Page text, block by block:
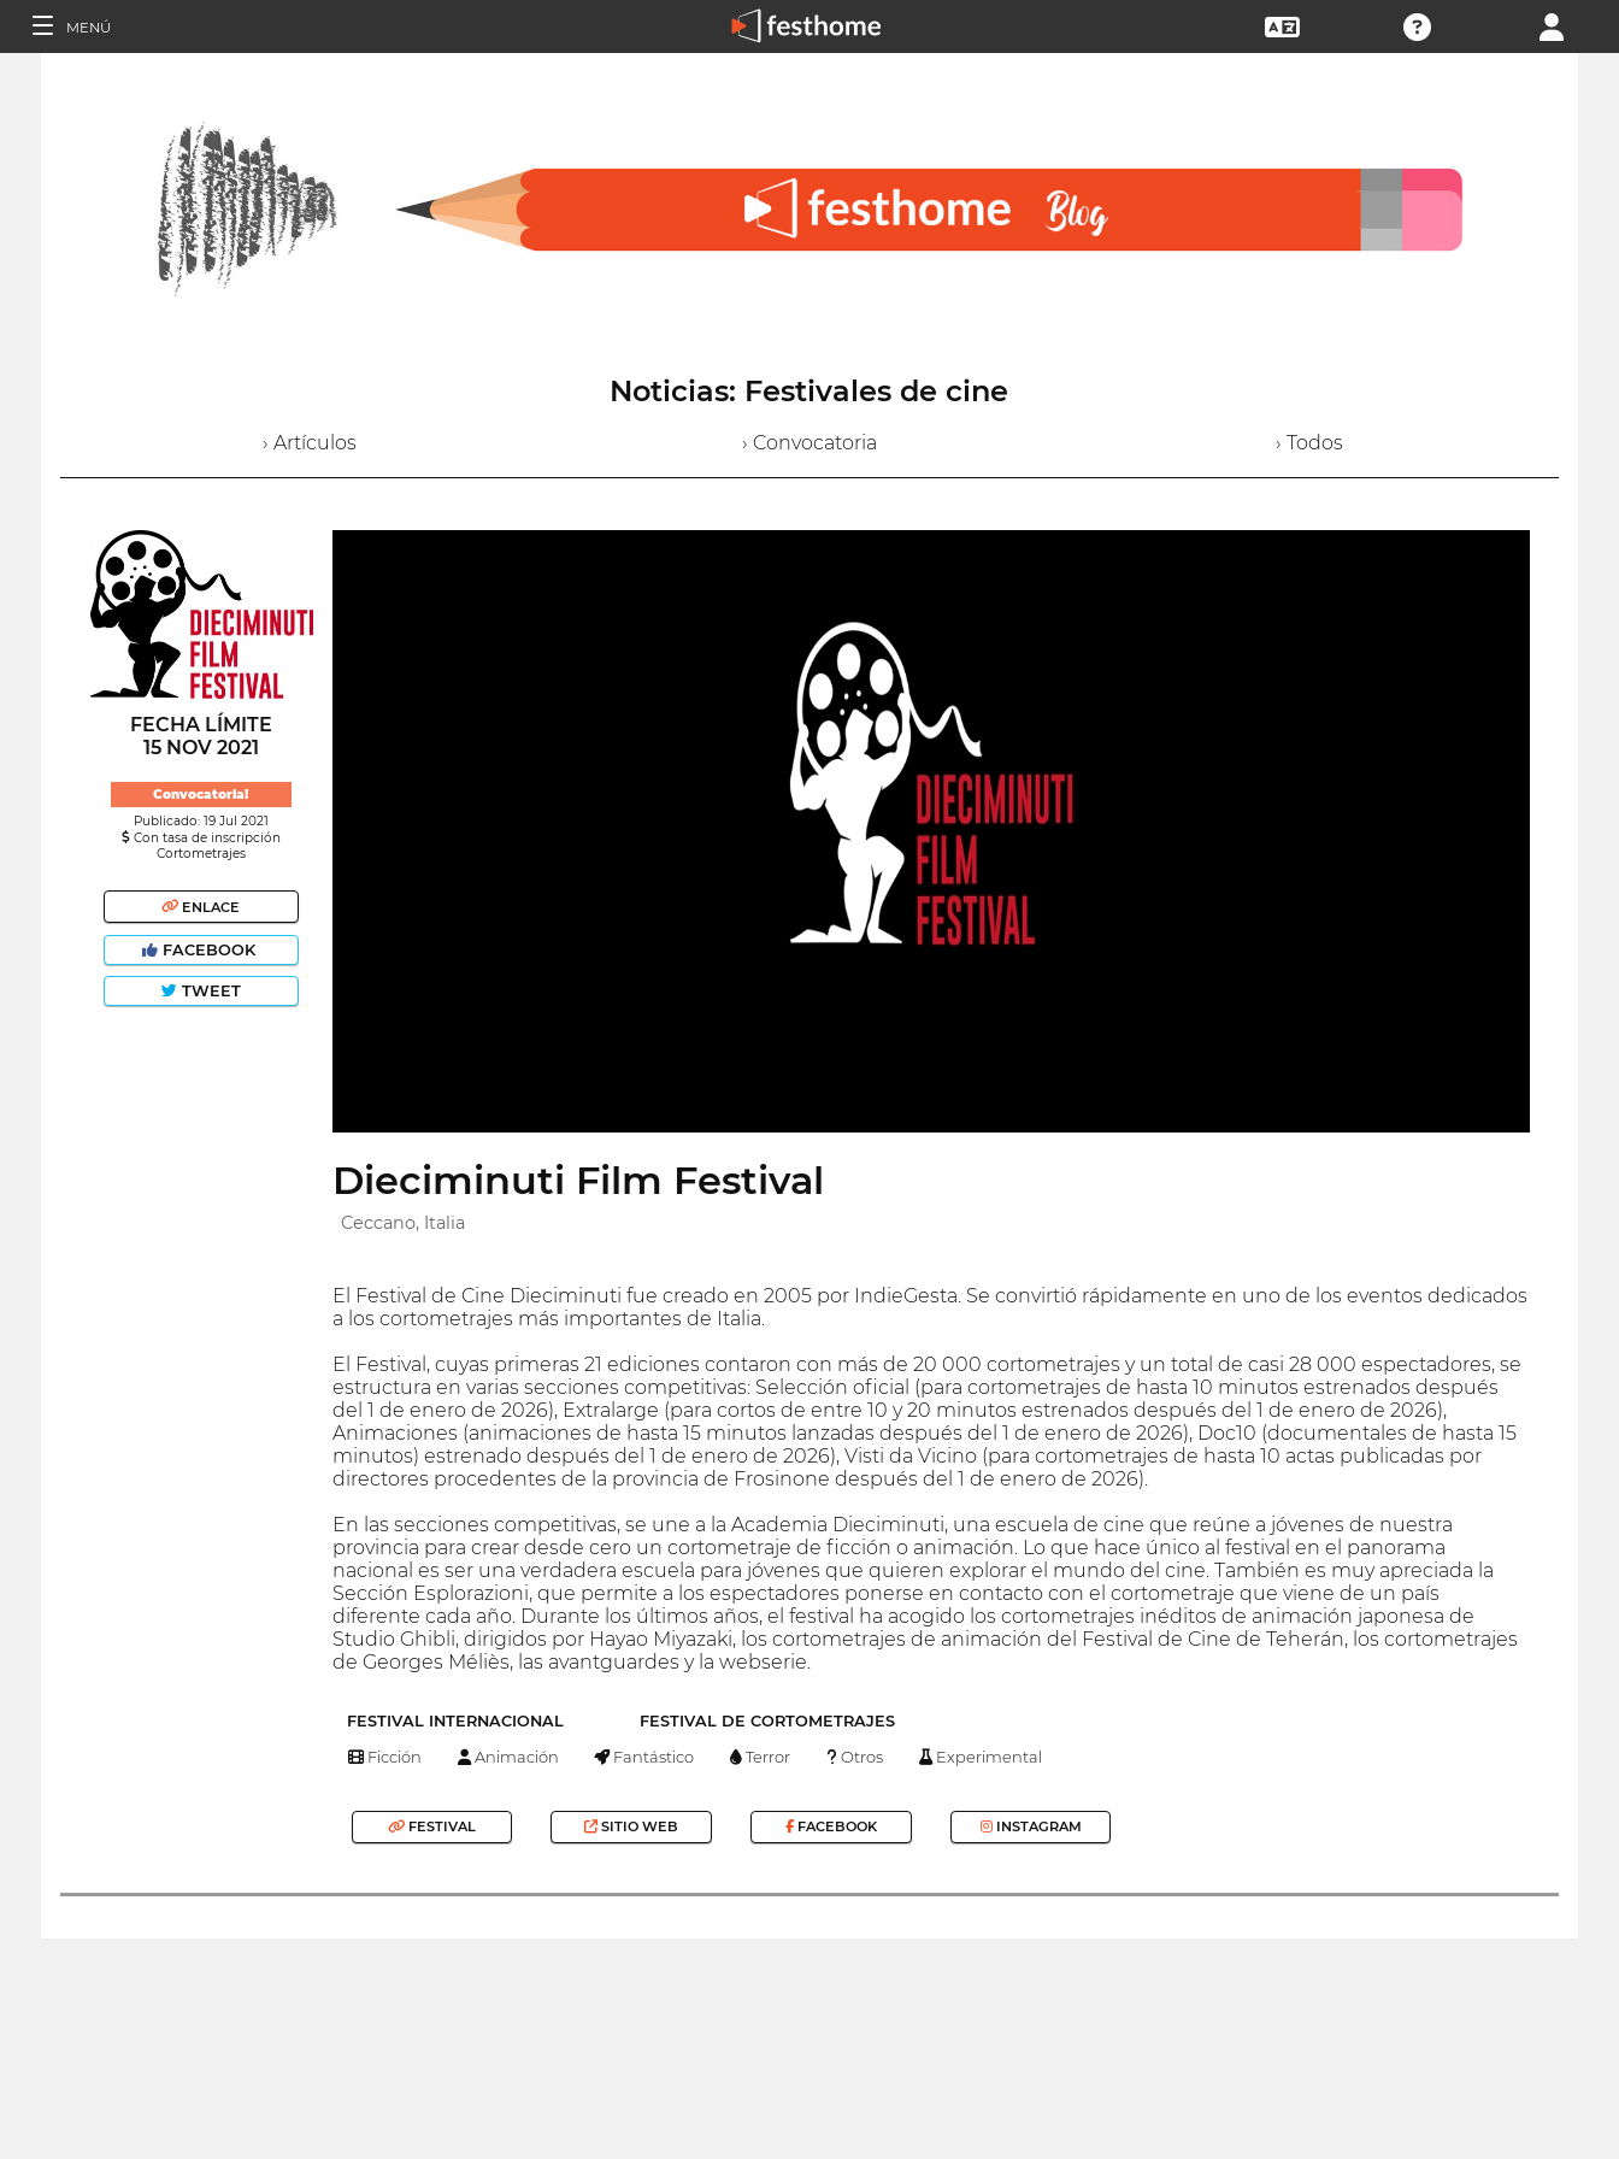
MENÚ
Noticias: Festivales de cine
› Artículos › Convocatoria › Todos
FECHA LÍMITE
15 NOV 2021
Convocatoria!
Publicado: 19 Jul 2021
Con tasa de inscripción
Cortometrajes
ENLACE
FACEBOOK
TWEET
Dieciminuti Film Festival
Ceccano, Italia
El Festival de Cine Dieciminuti fue creado en 2005 por IndieGesta. Se convirtió rápidamente en uno de los eventos dedicados
a los cortometrajes más importantes de Italia.
El Festival, cuyas primeras 21 ediciones contaron con más de 20 000 cortometrajes y un total de casi 28 000 espectadores, se
estructura en varias secciones competitivas: Selección oficial (para cortometrajes de hasta 10 minutos estrenados después
del 1 de enero de 2026), Extralarge (para cortos de entre 10 y 20 minutos estrenados después del 1 de enero de 2026),
Animaciones (animaciones de hasta 15 minutos lanzadas después del 1 de enero de 2026), Doc10 (documentales de hasta 15
minutos) estrenado después del 1 de enero de 2026), Visti da Vicino (para cortometrajes de hasta 10 actas publicadas por
directores procedentes de la provincia de Frosinone después del 1 de enero de 2026).
En las secciones competitivas, se une a la Academia Dieciminuti, una escuela de cine que reúne a jóvenes de nuestra
provincia para crear desde cero un cortometraje de ficción o animación. Lo que hace único al festival en el panorama
nacional es ser una verdadera escuela para jóvenes que quieren explorar el mundo del cine. También es muy apreciada la
Sección Esplorazioni, que permite a los espectadores ponerse en contacto con el cortometraje que viene de un país
diferente cada año. Durante los últimos años, el festival ha acogido los cortometrajes inéditos de animación japonesa de
Studio Ghibli, dirigidos por Hayao Miyazaki, los cortometrajes de animación del Festival de Cine de Teherán, los cortometrajes
de Georges Méliès, las avantguardes y la webserie.
FESTIVAL INTERNACIONAL FESTIVAL DE CORTOMETRAJES
Ficción Animación Fantástico Terror Otros Experimental
FESTIVAL SITIO WEB FACEBOOK INSTAGRAM